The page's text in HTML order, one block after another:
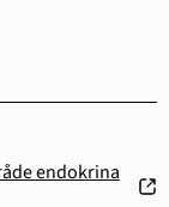
endokrina